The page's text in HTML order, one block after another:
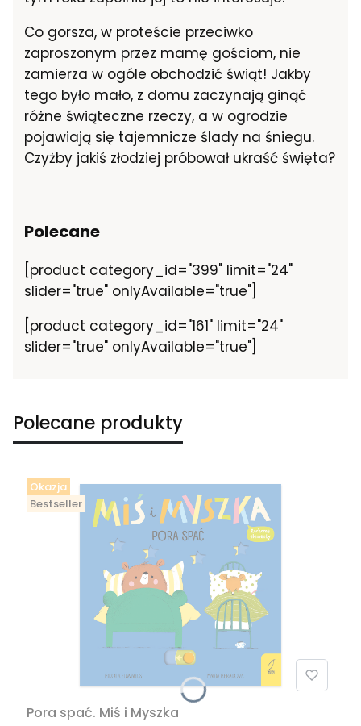
Co gorsza, w proteście przeciwko
zaproszonym przez mamę gościom, nie
zamierza w ogóle obchodzić świąt! Jakby
tego było mało, z domu zaczynają ginąć
różne świąteczne rzeczy, a w ogrodzie
pojawiają się tajemnicze ślady na śniegu.
Czyżby jakiś złodziej próbował ukraść święta?
Polecane
[product category_id="399" limit="24"
slider="true" onlyAvailable="true"]
[product category_id="161" limit="24"
slider="true" onlyAvailable="true"]
Polecane produkty
Okazja
Bestseller
Pora spać. Miś i Myszka